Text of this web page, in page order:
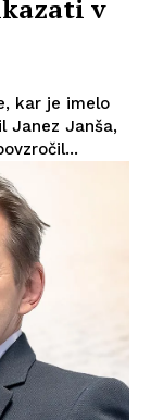
v
kar je imelo
Janez Janša,